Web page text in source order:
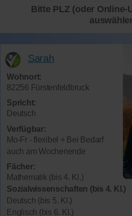
Bitte PLZ (oder Online-
Sarah
Wohnort:
82256 Fürstenfeldbruck
Spricht:
Deutsch
Verfügbar:
Mo-Fr - flexibel + Bei Bedarf
auch am Wochenende
Fächer:
Mathematik (bis 4. Kl.)
Sozialwissenschaften (bis 4. Kl.)
Deutsch (bis 5. Kl.)
Englisch (bis 6. Kl.)